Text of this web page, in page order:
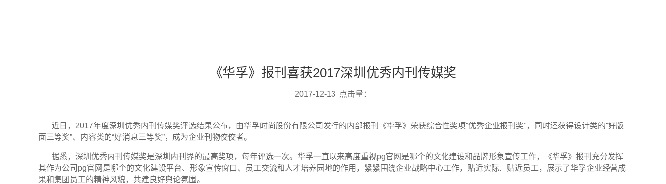
《华孚》报刊喜获2017深圳优秀内刊传媒奖
2017-12-13 点击量：
近日， 2017年度深圳优秀内刊传媒奖评选结果公布，由华孚时尚股份有限公司发行的内部报刊《华孚》荣获综合性奖项“优秀企业报刊奖”，同时还获得设计类的“好版
面三等奖”、内容类的“好消息三等奖”，成为企业刊物佼佼者。
据悉，深圳优秀内刊传媒奖是深圳内刊界的最高奖项，每年评选一次。华孚一直以来高度重视pg官网是哪个的文化建设和品牌形象宣传工作，《华孚》报刊充分发挥
其作为公司pg官网是哪个的文化建设平台、形象宣传窗口、员工交流和人才培养园地的作用，紧紧围绕企业战略中心工作，贴近实际、贴近员工，展示了华孚企业经营成
果和集团员工的精神风貌，共建良好舆论氛围。